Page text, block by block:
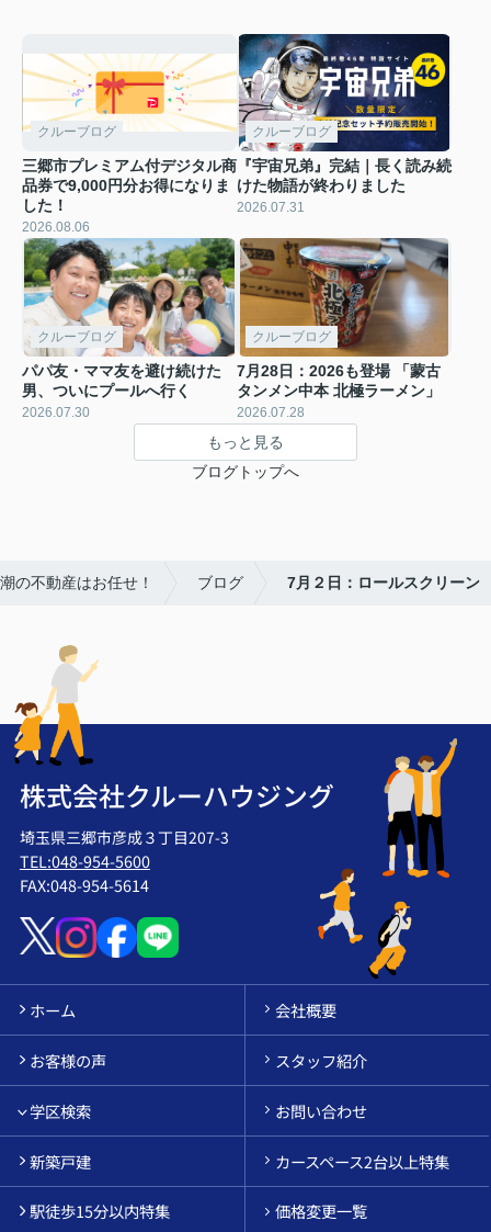
クルーブログ
三郷市プレミアム付デジタル商
品券で9,000円分お得になりま
した！
2026.08.06
クルーブログ
『宇宙兄弟』完結｜長く読み続
けた物語が終わりました
2026.07.31
クルーブログ
パパ友・ママ友を避け続けた
男、ついにプールへ行く
2026.07.30
クルーブログ
7月28日：2026も登場 「蒙古
タンメン中本 北極ラーメン」
2026.07.28
もっと見る
ブログトップへ
の不動産はお任せ！ ブログ 7月２日：ロールスクリーン
株式会社クルーハウジング
埼玉県三郷市彦成３丁目207-3
TEL:048-954-5600
FAX:048-954-5614
ホーム 会社概要
お客様の声 スタッフ紹介
学区検索 お問い合わせ
新築戸建 カースペース2台以上特集
駅徒歩15分以内特集 価格変更一覧